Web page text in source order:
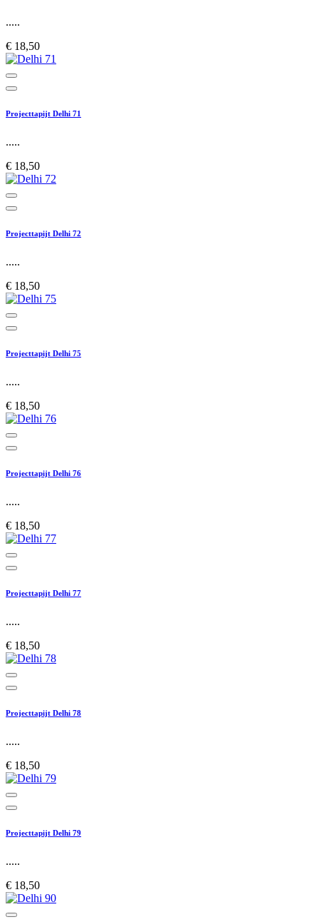
.....
€ 18,50
Projecttapijt Delhi 71
.....
€ 18,50
Projecttapijt Delhi 72
.....
€ 18,50
Projecttapijt Delhi 75
.....
€ 18,50
Projecttapijt Delhi 76
.....
€ 18,50
Projecttapijt Delhi 77
.....
€ 18,50
Projecttapijt Delhi 78
.....
€ 18,50
Projecttapijt Delhi 79
.....
€ 18,50